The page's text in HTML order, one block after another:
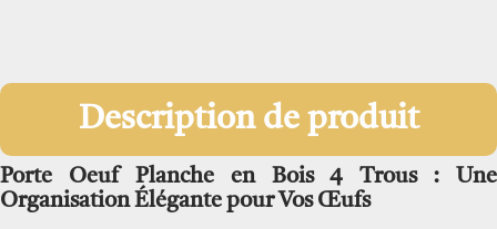
Description de produit
Porte Oeuf Planche en Bois 4 Trous : Une
Organisation Élégante pour Vos Œufs